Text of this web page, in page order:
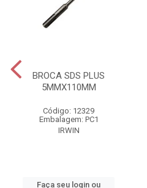
BROCA SDS PLUS
5MMX110MM
Código: 12329
Embalagem: PC1
IRWIN
Faça seu login ou